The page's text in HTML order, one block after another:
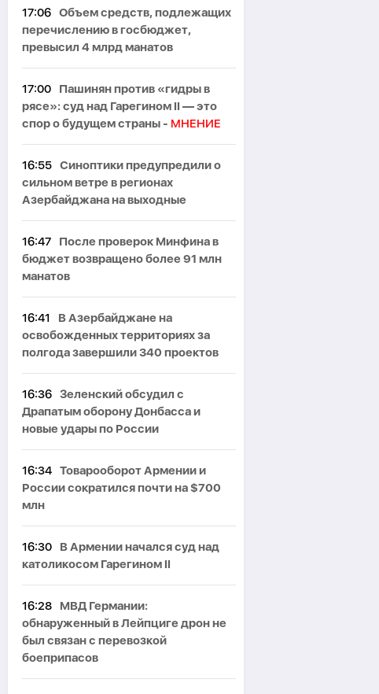
17:06 Объем средств, подлежащих
перечислению в госбюджет,
превысил 4 млрд манатов
17:00
Пашинян против «гидры в
рясе»: суд над Гарегином II — это
спор о будущем страны - МНЕНИЕ
16:55 Синоптики предупредили о
сильном ветре в регионах
Азербайджана на выходные
16:47
После проверок Минфина в
бюджет возвращено более 91 млн
манатов
16:41
В Азербайджане на
освобожденных территориях за
полгода завершили 340 проектов
16:36 Зеленский обсудил с
Драпатым оборону Донбасса и
новые удары по России
16:34 Товарооборот Армении и
России сократился почти на $700
млн
16:30
В Армении начался суд над
католикосом Гарегином II
16:28
МВД Германии:
обнаруженный в Лейпциге дрон не
был связан с перевозкой
боеприпасов